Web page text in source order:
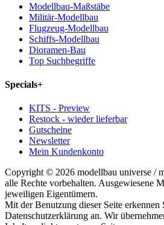
Modellbau-Maßstäbe
Militär-Modellbau
Flugzeug-Modellbau
Schiffs-Modellbau
Dioramen-Bau
Top Suchbegriffe
Specials+
KITS - Preview
Restock - wieder lieferbar
Gutscheine
Newsletter
Mein Kundenkonto
Copyright © 2026 modellbau universe /
alle Rechte vorbehalten. Ausgewiesene
jeweiligen Eigentümern.
Mit der Benutzung dieser Seite erkennen
Datenschutzerklärung an. Wir